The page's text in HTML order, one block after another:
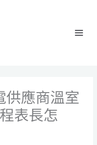
供應商溫室
表長怎